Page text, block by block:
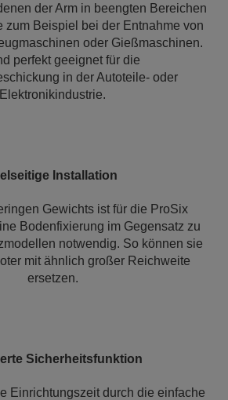
der Arm in beengten Bereichen
zum Beispiel bei der Entnahme von
oder Gießmaschinen.
perfekt geeignet für die
in der Autoteile- oder
Elektronikindustrie.
Installation
Gewichts ist für die ProSix
Bodenfixierung im Gegensatz zu
notwendig. So können sie
mit ähnlich großer Reichweite
ersetzen.
Sicherheitsfunktion
Einrichtungszeit durch die einfache